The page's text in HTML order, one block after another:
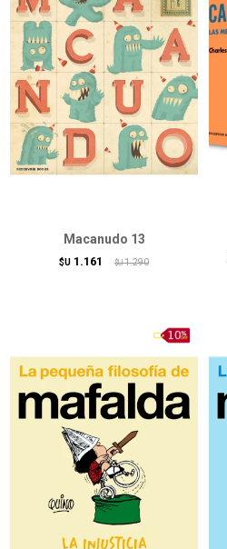
Macanudo 13
$U 1.161 $U 1.290